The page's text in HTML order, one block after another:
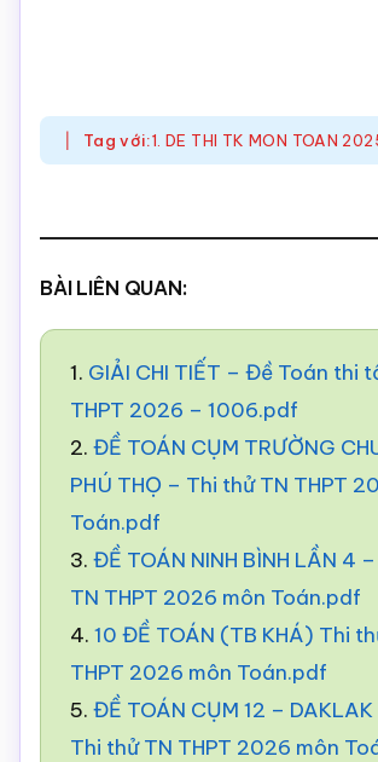
Tag với:1. DE THI TK MON TOAN
BÀI LIÊN QUAN:
1. GIẢI CHI TIẾT – Đề Toán thi
THPT 2026 – 1006.pdf
2. ĐỀ TOÁN CỤM TRƯỜNG
PHÚ THỌ – Thi thử TN THPT
Toán.pdf
3. ĐỀ TOÁN NINH BÌNH LẦN 4
TN THPT 2026 môn Toán.pdf
4. 10 ĐỀ TOÁN (TB KHÁ) Thi
THPT 2026 môn Toán.pdf
5. ĐỀ TOÁN CỤM 12 –
Thi thử TN THPT 2026 môn